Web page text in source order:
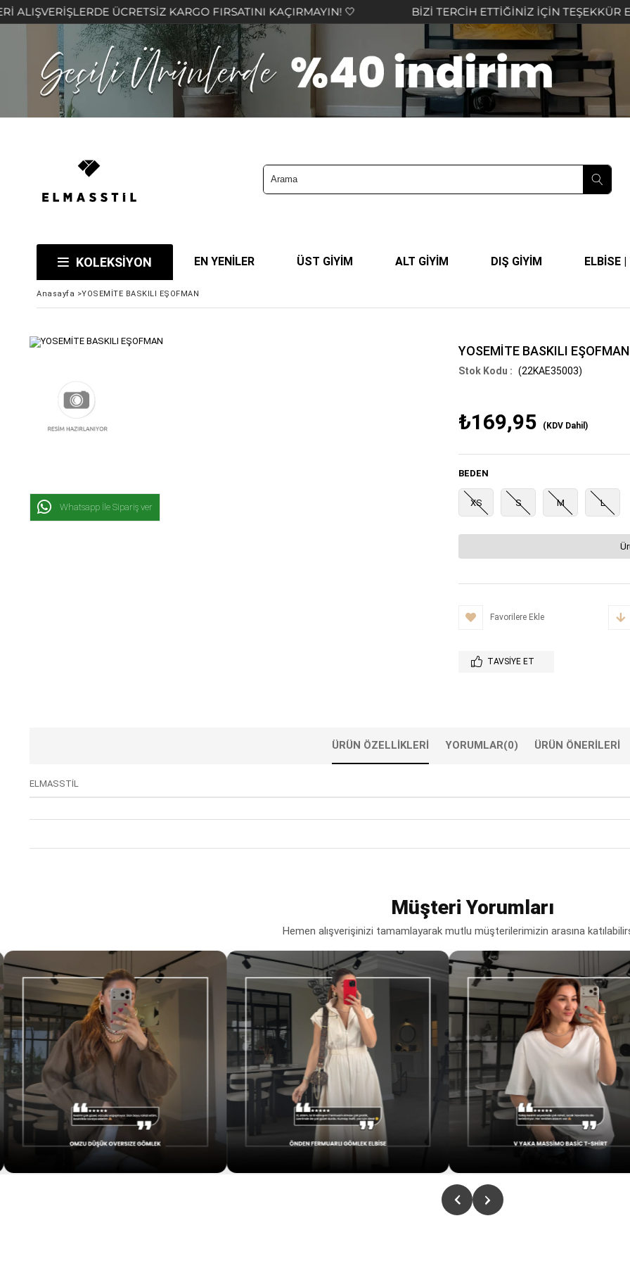
ÜCRETSİZ KARGO FIRSATINI KAÇIRMAYIN! 🤍 BİZİ TERCİH ETTİĞİNİZ İÇİN TEŞEKKÜR EDER,
KOLEKSİYON EN YENİLER ÜST GİYİM ALT GİYİM DIŞ GİYİM ELBİSE
Anasayfa >YOSEMİTE BASKILI EŞOFMAN
Whatsapp İle Sipariş ver
YOSEMİTE BASKILI EŞOFMAN
(22KAE35003)
₺169,95 (KDV Dahil)
BEDEN
XS S M L
Favorilere Ekle
TAVSIYE ET
ÜRÜN ÖZELLIKLERI YORUMLAR(0) ÜRÜN ÖNERILERI
ELMASSTİL
Müşteri Yorumları
Hemen alışverişinizi tamamlayarak mutlu müşterilerimizin arasına